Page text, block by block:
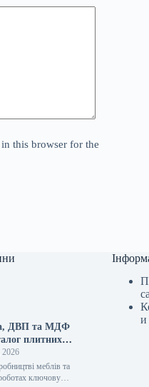
this browser for the
ДВП та МДФ
плитних
«ВІН-ВУД»
меблів та
ключову
и